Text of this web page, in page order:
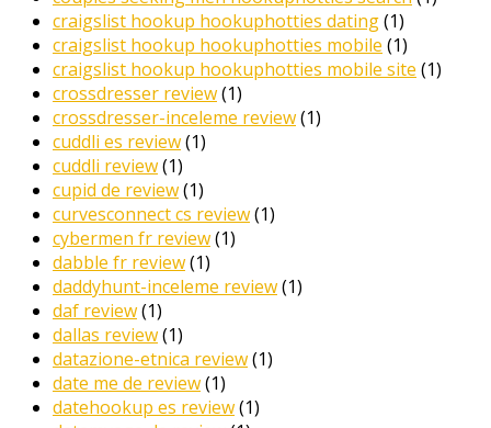
craigslist hookup hookuphotties dating(1)
craigslist hookup hookuphotties mobile (1)
craigslist hookup hookuphotties mobile site (1)
crossdresser review(1)
crossdresser-inceleme review(1)
cuddli es review(1)
cuddli review(1)
cupid de review(1)
curvesconnect cs review(1)
cybermen fr review(1)
dabble fr review(1)
daddyhunt-inceleme review(1)
daf review(1)
dallas review(1)
datazione-etnica review(1)
date me de review(1)
datehookup es review(1)